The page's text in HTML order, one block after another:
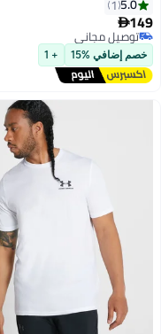
5.0
1
149
توصيل مجاني
توصيل مجاني
خصم إضافي %15 + 1